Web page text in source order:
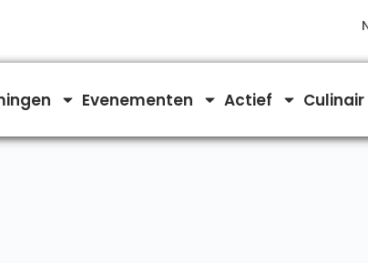
Evenementen Actief Culinair